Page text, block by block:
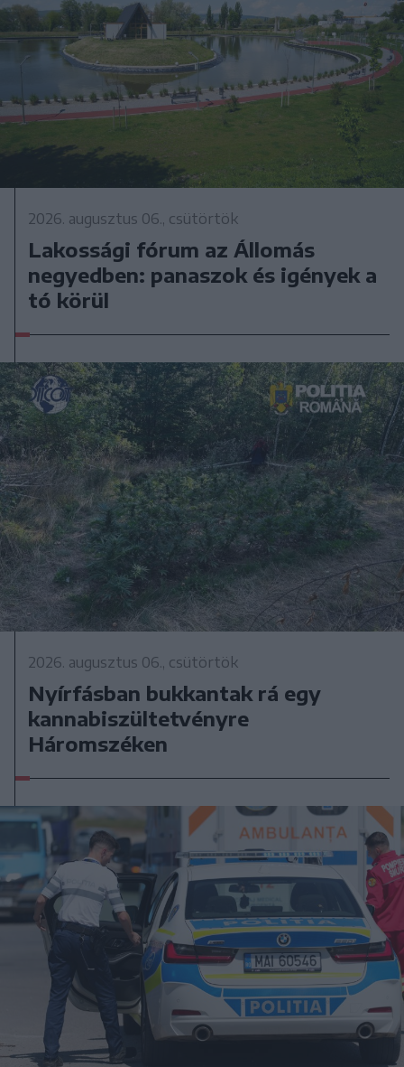
2026. augusztus 06., csütörtök
Lakossági fórum az Állomás
negyedben: panaszok és igények a
tó körül
2026. augusztus 06., csütörtök
Nyírfásban bukkantak rá egy
kannabiszültetvényre
Háromszéken